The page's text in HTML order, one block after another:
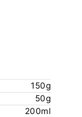
150g
50g
200ml